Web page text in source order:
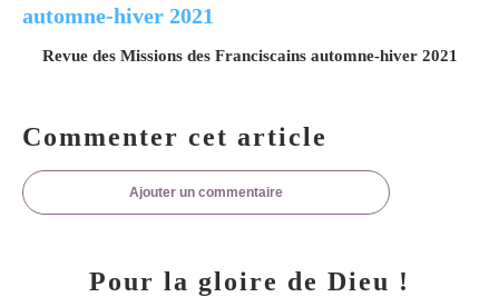
Revue des Missions des Franciscains automne-hiver 2021
Commenter cet article
Ajouter un commentaire
Pour la gloire de Dieu !